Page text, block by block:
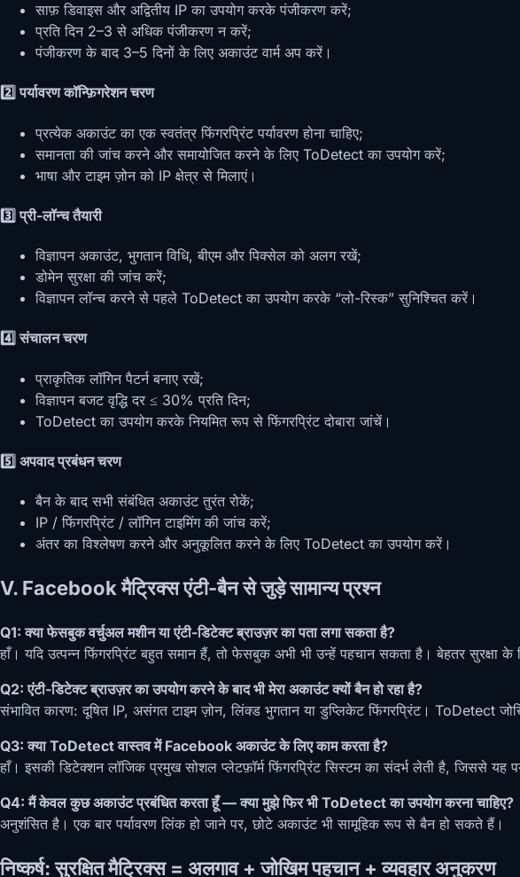
साफ़ डिवाइस और अद्वितीय IP का उपयोग करके पंजीकरण करें;
प्रति दिन 2–3 से अधिक पंजीकरण न करें;
पंजीकरण के बाद 3–5 दिनों के लिए अकाउंट वार्म अप करें।
2️⃣ पर्यावरण कॉन्फ़िगरेशन चरण
प्रत्येक अकाउंट का एक स्वतंत्र फिंगरप्रिंट पर्यावरण होना चाहिए;
समानता की जांच करने और समायोजित करने के लिए ToDetect का उपयोग करें;
भाषा और टाइम ज़ोन को IP क्षेत्र से मिलाएं।
3️⃣ प्री-लॉन्च तैयारी
विज्ञापन अकाउंट, भुगतान विधि, बीएम और पिक्सेल को अलग रखें;
डोमेन सुरक्षा की जांच करें;
विज्ञापन लॉन्च करने से पहले ToDetect का उपयोग करके “लो-रिस्क” सुनिश्चित करें।
4️⃣ संचालन चरण
प्राकृतिक लॉगिन पैटर्न बनाए रखें;
विज्ञापन बजट वृद्धि दर ≤ 30% प्रति दिन;
ToDetect का उपयोग करके नियमित रूप से फिंगरप्रिंट दोबारा जांचें।
5️⃣ अपवाद प्रबंधन चरण
बैन के बाद सभी संबंधित अकाउंट तुरंत रोकें;
IP / फिंगरप्रिंट / लॉगिन टाइमिंग की जांच करें;
अंतर का विश्लेषण करने और अनुकूलित करने के लिए ToDetect का उपयोग करें।
V. Facebook मैट्रिक्स एंटी-बैन से जुड़े सामान्य प्रश्न
Q1: क्या फेसबुक वर्चुअल मशीन या एंटी-डिटेक्ट ब्राउज़र का पता लगा सकता है?
हाँ। यदि उत्पन्न फिंगरप्रिंट बहुत समान हैं, तो फेसबुक अभी भी उन्हें पहचान सकता है। बेहतर सुरक्षा
Q2: एंटी-डिटेक्ट ब्राउज़र का उपयोग करने के बाद भी मेरा अकाउंट क्यों बैन हो रहा है?
संभावित कारण: दूषित IP, असंगत टाइम ज़ोन, लिंक्ड भुगतान या डुप्लिकेट फिंगरप्रिंट। ToDetect
Q3: क्या ToDetect वास्तव में Facebook अकाउंट के लिए काम करता है?
हाँ। इसकी डिटेक्शन लॉजिक प्रमुख सोशल प्लेटफ़ॉर्म फिंगरप्रिंट सिस्टम का संदर्भ लेती है, जिससे यह
Q4: मैं केवल कुछ अकाउंट प्रबंधित करता हूँ — क्या मुझे फिर भी ToDetect का उपयोग करना चाहिए?
अनुशंसित है। एक बार पर्यावरण लिंक हो जाने पर, छोटे अकाउंट भी सामूहिक रूप से बैन हो सकते हैं।
निष्कर्ष: सुरक्षित मैट्रिक्स = अलगाव + जोखिम पहचान + व्यवहार अनुकरण